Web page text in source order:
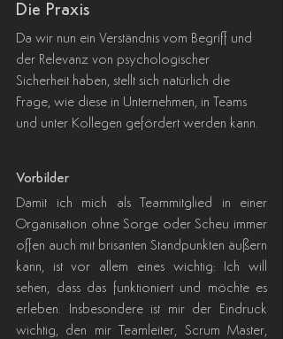
Die Praxis
Da wir nun ein Verständnis vom Begriff und
der Relevanz von psychologischer
Sicherheit haben, stellt sich natürlich die
Frage, wie diese in Unternehmen, in Teams
und unter Kollegen gefördert werden kann.
Vorbilder
Damit ich mich als Teammitglied in einer
Organisation ohne Sorge oder Scheu immer
offen auch mit brisanten Standpunkten äußern
kann, ist vor allem eines wichtig: Ich will
sehen, dass das funktioniert und möchte es
erleben. Insbesondere ist mir der Eindruck
wichtig, den mir Teamleiter, Scrum Master,